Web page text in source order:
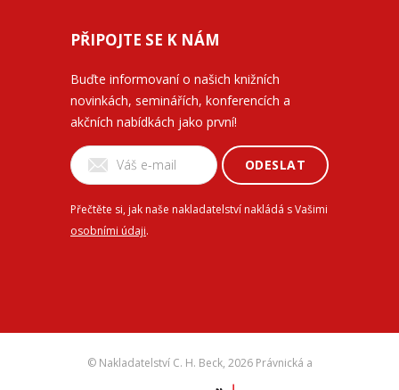
PŘIPOJTE SE K NÁM
Buďte informovaní o našich knižních
novinkách, seminářích, konferencích a
akčních nabídkách jako první!
ODESLAT
Přečtěte si, jak naše nakladatelství nakládá s Vašimi
osobními údaji.
© Nakladatelství C. H. Beck, 2026 Právnická a